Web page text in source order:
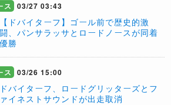
ス 03/27 03:43
【ドバイターフ】ゴール前で歴史的激
闘、パンサラッサとロードノースが同着
優勝
ス 03/26 15:00
​ドバイターフ、ロードグリッターズとフ
ァイネストサウンドが出走取消